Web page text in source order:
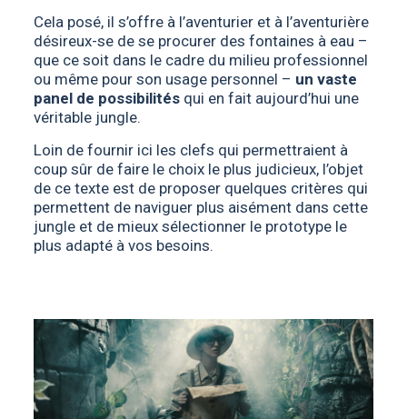
Cela posé, il s’offre à l’aventurier et à l’aventurière
désireux-se de se procurer des fontaines à eau –
que ce soit dans le cadre du milieu professionnel
ou même pour son usage personnel – un vaste
panel de possibilités qui en fait aujourd’hui une
véritable jungle.
Loin de fournir ici les clefs qui permettraient à
coup sûr de faire le choix le plus judicieux, l’objet
de ce texte est de proposer quelques critères qui
permettent de naviguer plus aisément dans cette
jungle et de mieux sélectionner le prototype le
plus adapté à vos besoins.